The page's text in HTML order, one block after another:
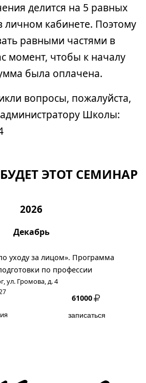
делится на 5 равных
личном кабинете. Поэтому
равными частями в
момент, чтобы к началу
была оплачена.
вопросы, пожалуйста,
Школы:
ЭТОТ СЕМИНАР
2026
Декабрь
уходу за лицом». Программа
по профессии
ул. Громова, д. 4
61000
записаться